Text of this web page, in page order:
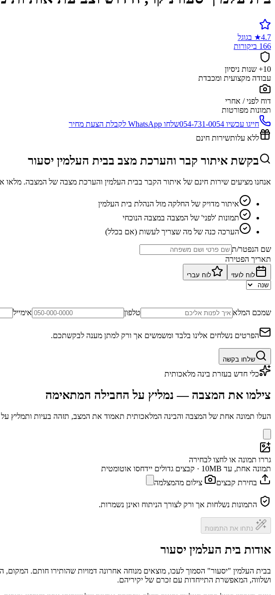
4.7
★ בגוגל
166 ביקורות
10+ שנות ניסיון
עבודה מקצועית ומכבדת
דוח לפני / אחרי
תמונות מפורטות
חייגו עכשיו 054-731-0054שלחו WhatsApp לקבלת הצעת מחיר
ללא עלותשירות חינם
בקשת איתור קבר והערכת מצב בבית העלמין יסעור
אנחנו מציעים שירות חינם של איתור הקבר בבית העלמין והערכת מצבה של המצבה.
איתור מדויק של החלקה מול הנהלת בית העלמין
תמונות 'לפני' של המצבה במצבה הנוכחי
הערכה כנה של מה שצריך לעשות (אם בכלל)
שם הנפטר/ת
תאריך הפטירה
לוח לועזי לוח עברי
שמכם המלא טלפון אימייל
הפרטים נשלחים אלינו בלבד ומשמשים אך ורק למתן מענה לבקשתכם.
שלחו בקשה
כלי חדש בעזרת בינה מלאכותית
צילמו את המצבה — נמליץ על החבילה המתאימה
העלו תמונה אחת של המצבה והבינה המלאכותית תאמוד את המצב, תזהה בעיות ותמליץ
גררו תמונה או לחצו לבחירה
תמונה אחת, עד 10MB · קבצים גדולים יידחסו אוטומטית
בחירת קבצים
צילום מהמצלמה
התמונות נשלחות אך ורק לצורך הניתוח ואינן נשמרות.
נתחו את התמונות
אודות בית העלמין יסעור
בבית העלמין "יסעור" הסמוך לעכו, מוצאים מנוחה אחרונה דמויות שהותירו חותם.
ושלווה, המאפשרת התייחדות עם זכרם של יקיריהם.